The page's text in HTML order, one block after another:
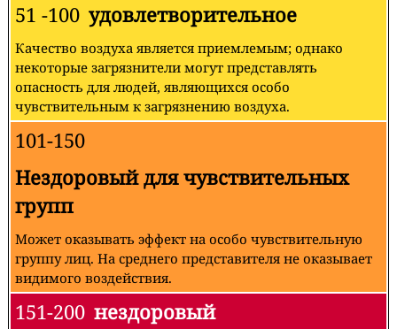
51 -100 удовлетворительное
Качество воздуха является приемлемым; однако
некоторые загрязнители могут представлять
опасность для людей, являющихся особо
чувствительным к загрязнению воздуха.
101-150
Нездоровый для чувствительных
групп
Может оказывать эффект на особо чувствительную
группу лиц. На среднего представителя не оказывает
видимого воздействия.
151-200 нездоровый